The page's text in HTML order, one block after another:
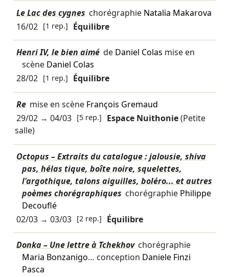
Le Lac des cygnes chorégraphie Natalia Makarova
16/02 [1 rep.] Équilibre
Henri IV, le bien aimé de Daniel Colas mise en
scène Daniel Colas
28/02 [1 rep.] Équilibre
Re mise en scène François Gremaud
29/02→ 04/03 [5 rep.] Espace Nuithonie(Petite
salle)
Octopus – Extraits du catalogue : jalousie, shiva
pas, hélas tique, boîte noire, squelettes,
l'argothique, talons aiguilles, boléro... et autres
poèmes chorégraphiques chorégraphie Philippe
Decouflé
02/03→ 03/03 [2 rep.] Équilibre
Donka – Une lettre à Tchekhov chorégraphie
Maria Bonzanigo… conception Daniele Finzi
Pasca